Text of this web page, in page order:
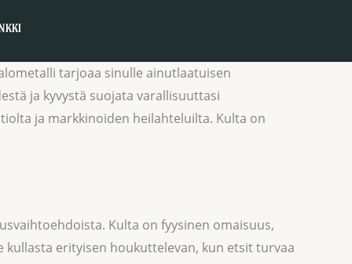
tarjoaa sinulle ainutlaatuisen
ja kyvystä suojata varallisuuttasi
ja markkinoiden heilahteluilta. Kulta on
Kulta on fyysinen omaisuus,
erityisen houkuttelevan, kun etsit turvaa